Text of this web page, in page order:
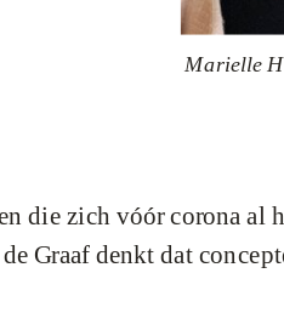
Marielle
die zich vóór corona al
Graaf denkt dat